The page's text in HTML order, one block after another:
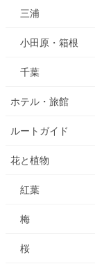
三浦
小田原・箱根
千葉
ホテル・旅館
ルートガイド
花と植物
紅葉
梅
桜